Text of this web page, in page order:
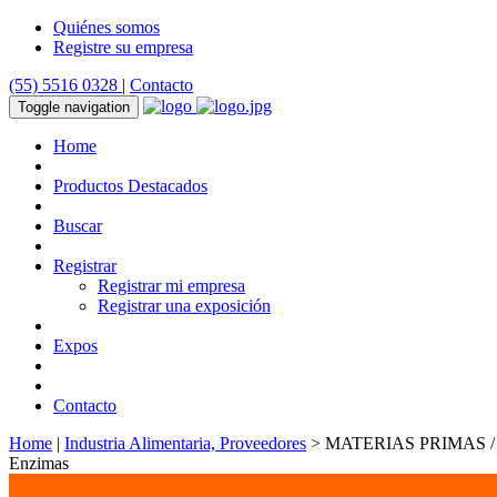
Quiénes somos
Registre su empresa
(55) 5516 0328 | Contacto
Toggle navigation
Home
Productos Destacados
Buscar
Registrar
Registrar mi empresa
Registrar una exposición
Expos
Contacto
Home | Industria Alimentaria, Proveedores > MATERIAS PRIMAS /
Enzimas